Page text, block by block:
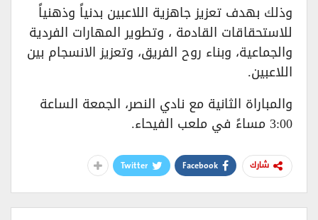
وذلك بهدف تعزيز جاهزية اللاعبين بدنياً وذهنياً
للاستحقاقات القادمة ، وتطوير المهارات الفردية
والجماعية، وبناء روح الفريق، وتعزيز الانسجام بين
اللاعبين.
والمباراة الثانية مع نادي النصر، الجمعة الساعة
3:00 مساءً في ملعب الفيحاء.
شارك Facebook
Twitter